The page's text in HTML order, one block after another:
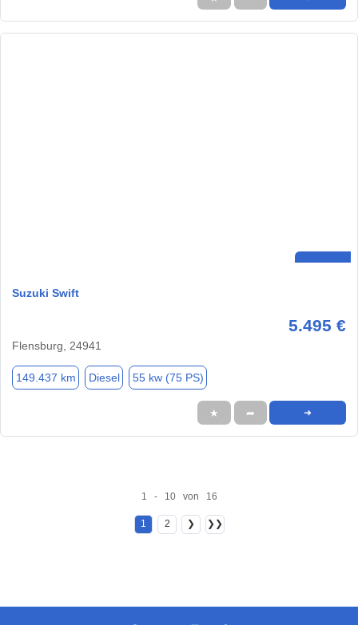
Suzuki Swift
5.495 €
Flensburg, 24941
149.437 km Diesel 55 kw (75 PS)
★ ➦ ➜
1 - 10 von 16
1 2 ❯ ❯❯